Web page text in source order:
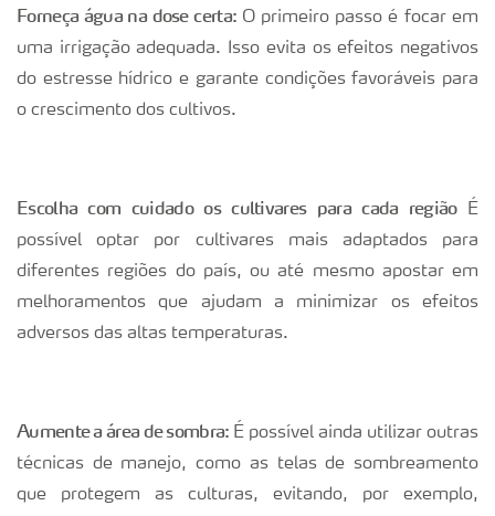
Forneça água na dose certa: O primeiro passo é focar em
uma irrigação adequada. Isso evita os efeitos negativos
do estresse hídrico e garante condições favoráveis para
o crescimento dos cultivos.
Escolha com cuidado os cultivares para cada região
É
possível optar por cultivares mais adaptados para
diferentes regiões do país, ou até mesmo apostar em
melhoramentos que ajudam a minimizar os efeitos
adversos das altas temperaturas.
Aumente a área de sombra: É possível ainda utilizar outras
técnicas de manejo, como as telas de sombreamento
que protegem as culturas, evitando, por exemplo,